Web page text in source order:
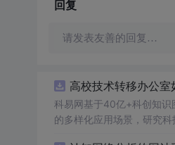
回复
请发表友善的回复…
高校技术转移办公
科易网基于40亿+科创知识
的多样化应用场景，研究